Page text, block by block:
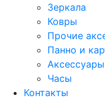
Зеркала
Ковры
Прочие
Панно и
Часы
Контакты